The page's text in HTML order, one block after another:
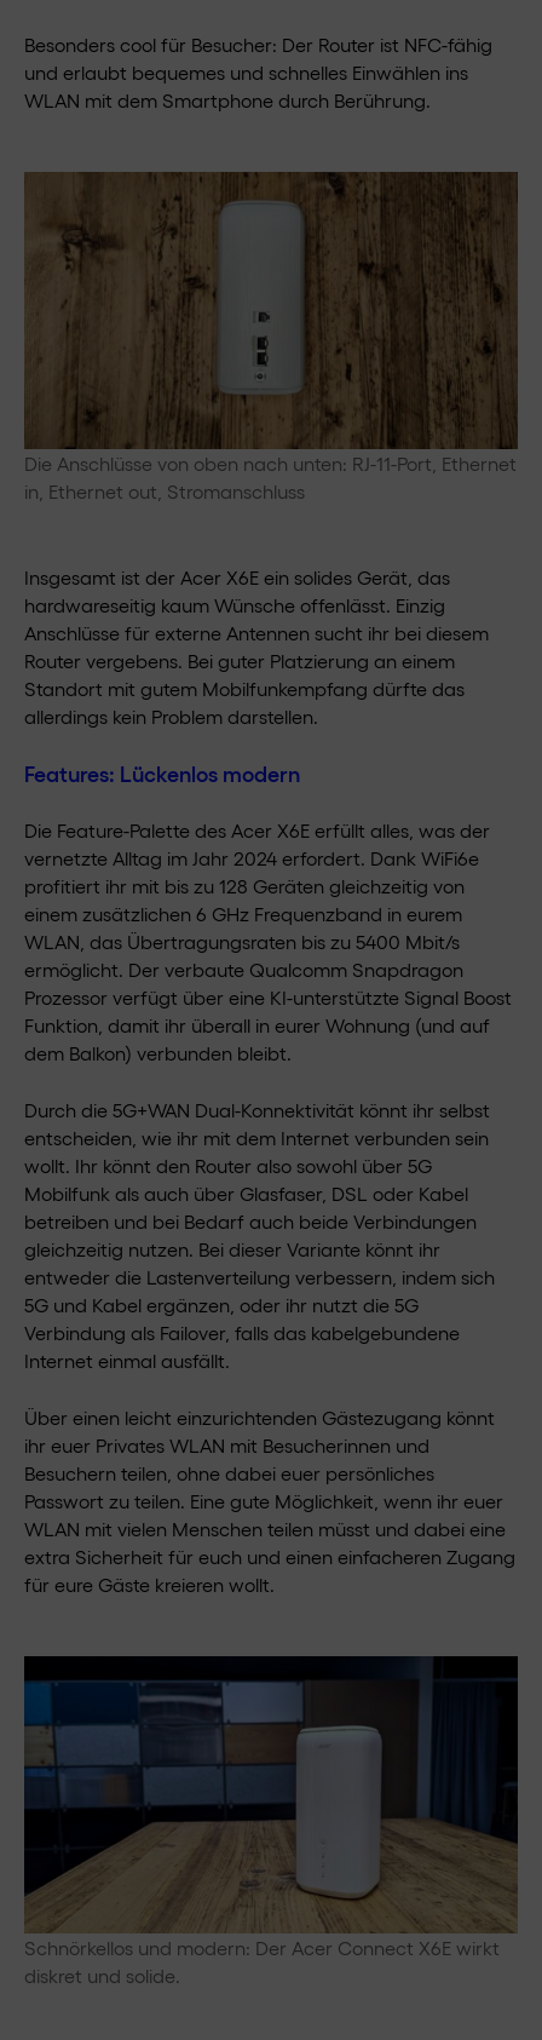
Besonders cool für Besucher: Der Router ist NFC-fähig
und erlaubt bequemes und schnelles Einwählen ins
WLAN mit dem Smartphone durch Berührung.
Die Anschlüsse von oben nach unten: RJ-11-Port, Ethernet
in, Ethernet out, Stromanschluss
Insgesamt ist der Acer X6E ein solides Gerät, das
hardwareseitig kaum Wünsche offenlässt. Einzig
Anschlüsse für externe Antennen sucht ihr bei diesem
Router vergebens. Bei guter Platzierung an einem
Standort mit gutem Mobilfunkempfang dürfte das
allerdings kein Problem darstellen.
Features: Lückenlos modern
Die Feature-Palette des Acer X6E erfüllt alles, was der
vernetzte Alltag im Jahr 2024 erfordert. Dank WiFi6e
profitiert ihr mit bis zu 128 Geräten gleichzeitig von
einem zusätzlichen 6 GHz Frequenzband in eurem
WLAN, das Übertragungsraten bis zu 5400 Mbit/s
ermöglicht. Der verbaute Qualcomm Snapdragon
Prozessor verfügt über eine KI-unterstützte Signal Boost
Funktion, damit ihr überall in eurer Wohnung (und auf
dem Balkon) verbunden bleibt.
Durch die 5G+WAN Dual-Konnektivität könnt ihr selbst
entscheiden, wie ihr mit dem Internet verbunden sein
wollt. Ihr könnt den Router also sowohl über 5G
Mobilfunk als auch über Glasfaser, DSL oder Kabel
betreiben und bei Bedarf auch beide Verbindungen
gleichzeitig nutzen. Bei dieser Variante könnt ihr
entweder die Lastenverteilung verbessern, indem sich
5G und Kabel ergänzen, oder ihr nutzt die 5G
Verbindung als Failover, falls das kabelgebundene
Internet einmal ausfällt.
Über einen leicht einzurichtenden Gästezugang könnt
ihr euer Privates WLAN mit Besucherinnen und
Besuchern teilen, ohne dabei euer persönliches
Passwort zu teilen. Eine gute Möglichkeit, wenn ihr euer
WLAN mit vielen Menschen teilen müsst und dabei eine
extra Sicherheit für euch und einen einfacheren Zugang
für eure Gäste kreieren wollt.
Schnörkellos und modern: Der Acer Connect X6E wirkt
diskret und solide.